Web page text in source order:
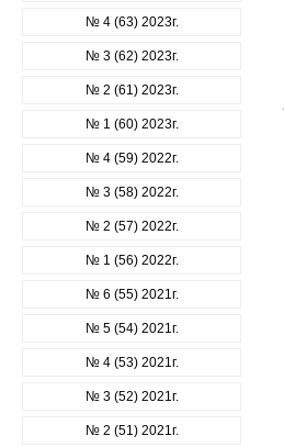
№ 4 (63) 2023г.
№ 3 (62) 2023г.
№ 2 (61) 2023г.
№ 1 (60) 2023г.
№ 4 (59) 2022г.
№ 3 (58) 2022г.
№ 2 (57) 2022г.
№ 1 (56) 2022г.
№ 6 (55) 2021г.
№ 5 (54) 2021г.
№ 4 (53) 2021г.
№ 3 (52) 2021г.
№ 2 (51) 2021г.